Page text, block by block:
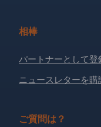
相棒
パートナーとして登
ニュースレターを購
ご質問は？